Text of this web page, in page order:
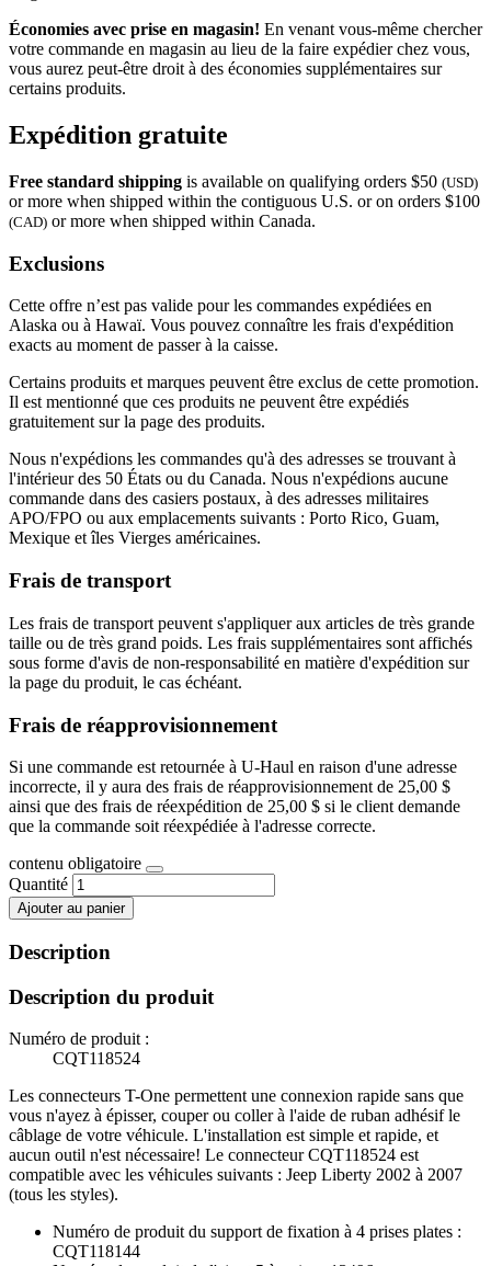
Économies avec prise en magasin! En venant vous-même chercher
votre commande en magasin au lieu de la faire expédier chez vous,
vous aurez peut-être droit à des économies supplémentaires sur
certains produits.
Expédition gratuite
Free standard shipping is available on qualifying orders $50 (USD)
or more when shipped within the contiguous U.S. or on orders $100
(CAD) or more when shipped within Canada.
Exclusions
Cette offre n’est pas valide pour les commandes expédiées en
Alaska ou à Hawaï. Vous pouvez connaître les frais d'expédition
exacts au moment de passer à la caisse.
Certains produits et marques peuvent être exclus de cette promotion.
Il est mentionné que ces produits ne peuvent être expédiés
gratuitement sur la page des produits.
Nous n'expédions les commandes qu'à des adresses se trouvant à
l'intérieur des 50 États ou du Canada. Nous n'expédions aucune
commande dans des casiers postaux, à des adresses militaires
APO/FPO ou aux emplacements suivants : Porto Rico, Guam,
Mexique et îles Vierges américaines.
Frais de transport
Les frais de transport peuvent s'appliquer aux articles de très grande
taille ou de très grand poids. Les frais supplémentaires sont affichés
sous forme d'avis de non-responsabilité en matière d'expédition sur
la page du produit, le cas échéant.
Frais de réapprovisionnement
Si une commande est retournée à U-Haul en raison d'une adresse
incorrecte, il y aura des frais de réapprovisionnement de 25,00 $
ainsi que des frais de réexpédition de 25,00 $ si le client demande
que la commande soit réexpédiée à l'adresse correcte.
contenu obligatoire
Quantité
Ajouter au panier
Description
Description du produit
Numéro de produit :
CQT118524
Les connecteurs T-One permettent une connexion rapide sans que
vous n'ayez à épisser, couper ou coller à l'aide de ruban adhésif le
câblage de votre véhicule. L'installation est simple et rapide, et
aucun outil n'est nécessaire! Le connecteur CQT118524 est
compatible avec les véhicules suivants : Jeep Liberty 2002 à 2007
(tous les styles).
Numéro de produit du support de fixation à 4 prises plates :
CQT118144